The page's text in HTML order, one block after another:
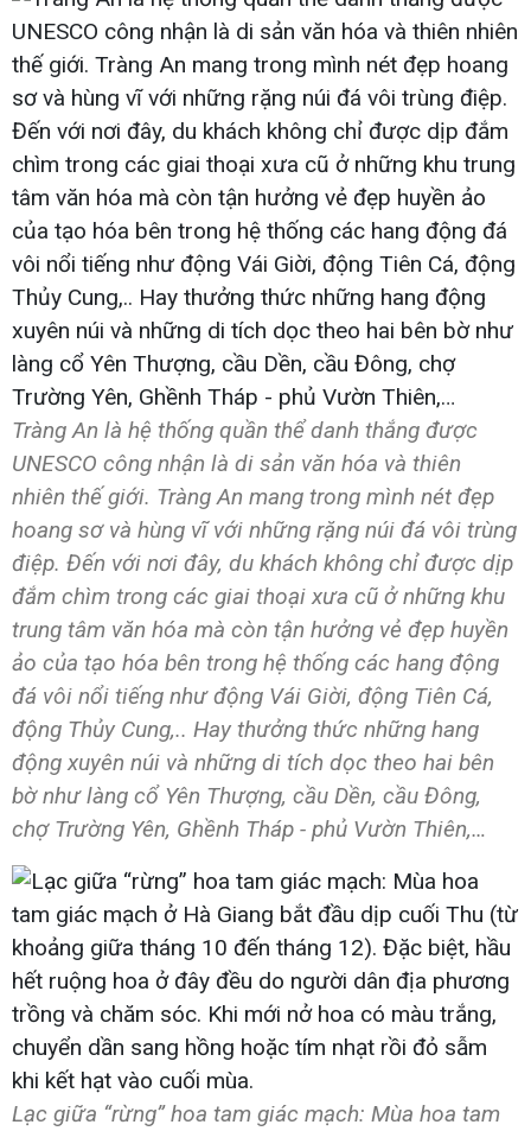
Tràng An là hệ thống quần thể danh thắng được
UNESCO công nhận là di sản văn hóa và thiên
nhiên thế giới. Tràng An mang trong mình nét đẹp
hoang sơ và hùng vĩ với những rặng núi đá vôi trùng
điệp. Đến với nơi đây, du khách không chỉ được dịp
đắm chìm trong các giai thoại xưa cũ ở những khu
trung tâm văn hóa mà còn tận hưởng vẻ đẹp huyền
ảo của tạo hóa bên trong hệ thống các hang động
đá vôi nổi tiếng như động Vái Giời, động Tiên Cá,
động Thủy Cung,.. Hay thưởng thức những hang
động xuyên núi và những di tích dọc theo hai bên
bờ như làng cổ Yên Thượng, cầu Dền, cầu Đông,
chợ Trường Yên, Ghềnh Tháp - phủ Vườn Thiên,…
Lạc giữa “rừng” hoa tam giác mạch: Mùa hoa tam